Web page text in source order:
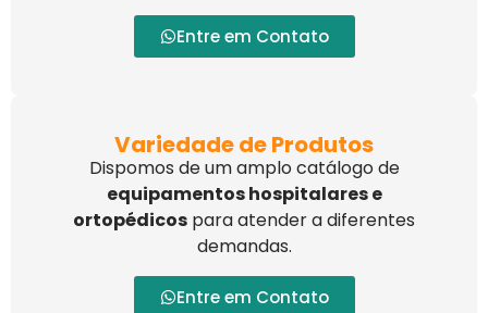
Entre em Contato
Variedade de Produtos
Dispomos de um amplo catálogo de
equipamentos hospitalares e
ortopédicos para atender a diferentes
demandas.
Entre em Contato